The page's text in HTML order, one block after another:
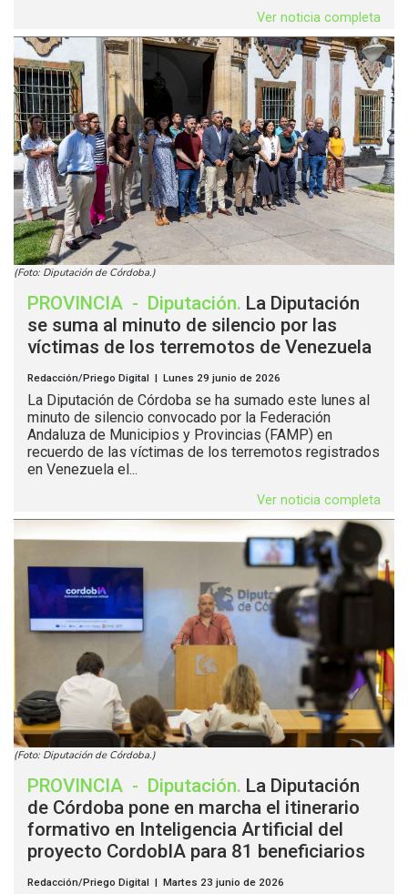
Ver noticia completa
(Foto: Diputación de Córdoba.)
PROVINCIA - Diputación. La Diputación
se suma al minuto de silencio por las
víctimas de los terremotos de Venezuela
Redacción/Priego Digital | Lunes 29 junio de 2026
La Diputación de Córdoba se ha sumado este lunes al
minuto de silencio convocado por la Federación
Andaluza de Municipios y Provincias (FAMP) en
recuerdo de las víctimas de los terremotos registrados
en Venezuela el...
Ver noticia completa
(Foto: Diputación de Córdoba.)
PROVINCIA - Diputación. La Diputación
de Córdoba pone en marcha el itinerario
formativo en Inteligencia Artificial del
proyecto CordobIA para 81 beneficiarios
Redacción/Priego Digital | Martes 23 junio de 2026